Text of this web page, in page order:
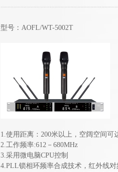
型号：AOFL/WT-5002T
1.使用距离：200米以上，空阔空间可
2.工作频率:612－680MHz
3.采用微电脑CPU控制
4.PLL锁相环频率合成技术，红外线对